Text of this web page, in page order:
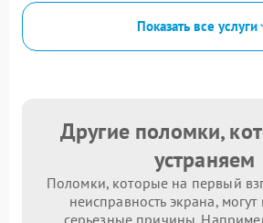
Показать все услуги
Другие поломки,
устраняем
Поломки, которые на первый
неисправность экрана,
серьезные причины.